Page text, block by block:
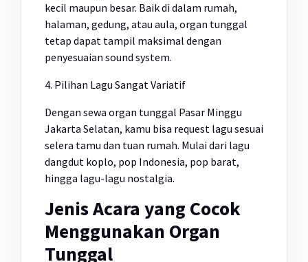
kecil maupun besar. Baik di dalam rumah,
halaman, gedung, atau aula, organ tunggal
tetap dapat tampil maksimal dengan
penyesuaian sound system.
4. Pilihan Lagu Sangat Variatif
Dengan sewa organ tunggal Pasar Minggu
Jakarta Selatan, kamu bisa request lagu sesuai
selera tamu dan tuan rumah. Mulai dari lagu
dangdut koplo, pop Indonesia, pop barat,
hingga lagu-lagu nostalgia.
Jenis Acara yang Cocok
Menggunakan Organ
Tunggal